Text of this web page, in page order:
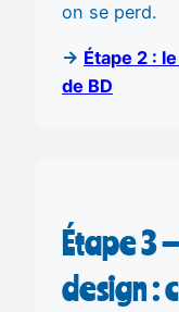
on se perd.
→ Étape 2 :
de BD
Étape 3
design :